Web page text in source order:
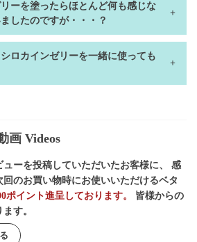
ーを塗ったらほとんど何も感じな
したのですが・・・？
ロカインゼリーを一緒に使っても
画 Videos
ーを投稿していただいたお客様に、 感
のお買い物時にお使いいただけるベタ
ポイント進呈しております。
皆様からの
す。